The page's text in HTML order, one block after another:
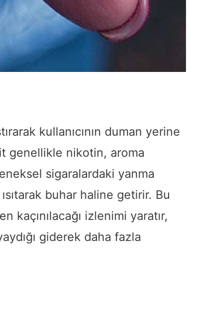
kullanıcının duman yerine
genellikle nikotin, aroma
sigaralardaki yanma
buhar haline getirir. Bu
kaçınılacağı izlenimi yaratır,
giderek daha fazla